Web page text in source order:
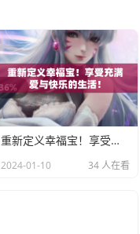
重新定义幸福宝！享受充满爱与快乐的生活！
2024-01-10 34 人在看